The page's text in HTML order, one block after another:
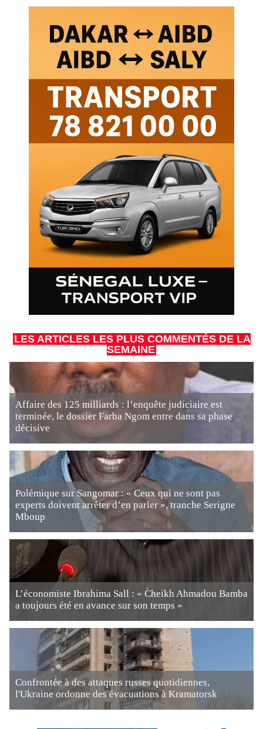
LES ARTICLES LES PLUS COMMENTÉS DE LA
SEMAINE
Affaire des 125 milliards : l’enquête judiciaire est
terminée, le dossier Farba Ngom entre dans sa phase
décisive
Polémique sur Sangomar : « Ceux qui ne sont pas
experts doivent arrêter d’en parler », tranche Serigne
Mboup
L’économiste Ibrahima Sall : « Cheikh Ahmadou Bamba
a toujours été en avance sur son temps »
Confrontée à des attaques russes quotidiennes,
l'Ukraine ordonne des évacuations à Kramatorsk